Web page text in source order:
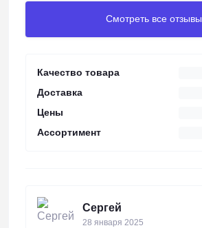
Смотреть все отзывы
Качество товара
Доставка
Цены
Ассортимент
Сергей
28 января 2025